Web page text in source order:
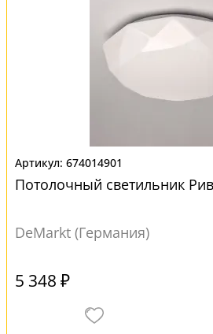
674014901
Потолочный светильник
DeMarkt (Германия)
5 348 ₽